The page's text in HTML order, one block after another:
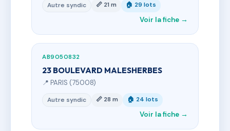
Autre syndic 📏 21 m 🏠 29 lots
Voir la fiche →
AB9050832
23 BOULEVARD MALESHERBES
📍 PARIS (75008)
Autre syndic 📏 28 m 🏠 24 lots
Voir la fiche →